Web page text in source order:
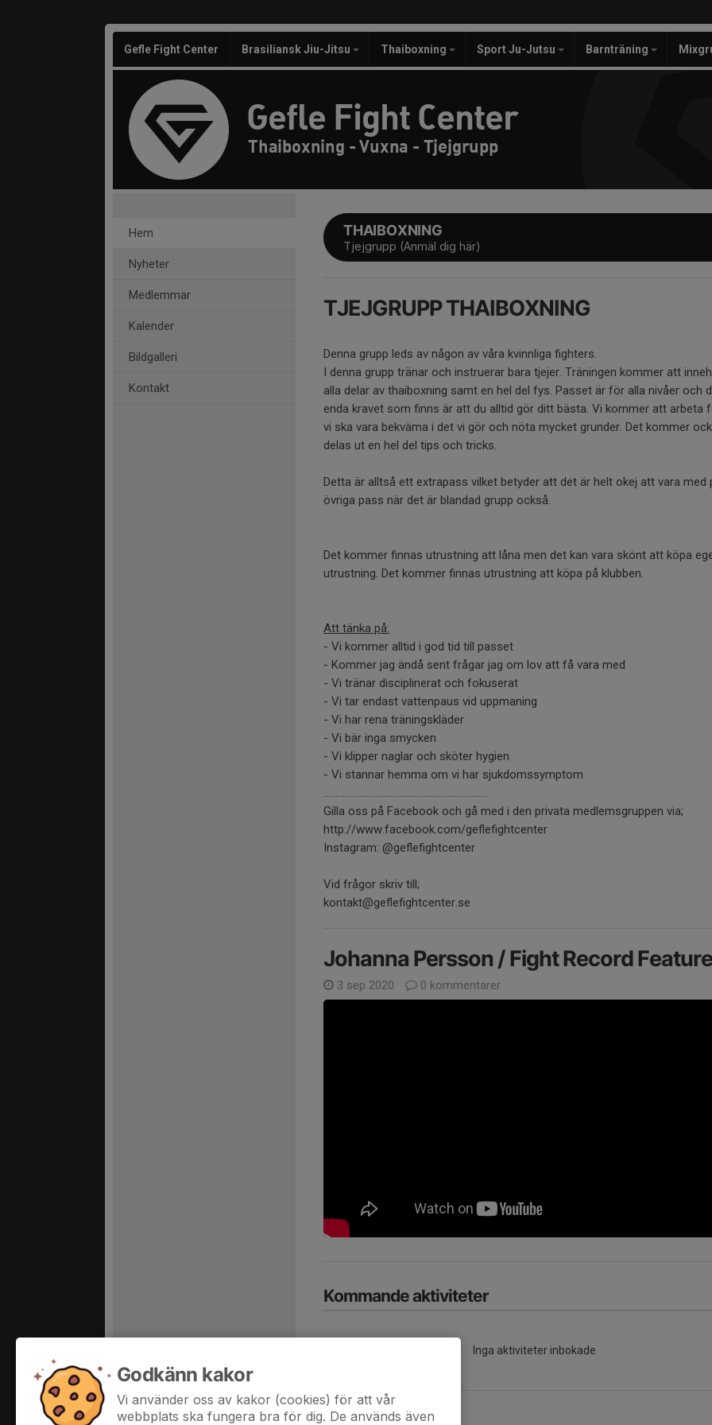
Gefle Fight Center Brasiliansk Jiu-Jitsu Thaiboxning Sport Ju-Jutsu Barnträning
Gefle Fight Center
Thaiboxning - Vuxna - Tjejgrupp
Hem
Nyheter
Medlemmar
Kalender
Bildgalleri
Kontakt
THAIBOXNING
Tjejgrupp (Anmäl dig här)
TJEJGRUPP THAIBOXNING
Denna grupp leds av någon av våra kvinnliga fighters.
I denna grupp tränar och instruerar bara tjejer. Träningen kommer att
alla delar av thaiboxning samt en hel del fys. Passet är för alla nivåer och
enda kravet som finns är att du alltid gör ditt bästa. Vi kommer att arbeta
vi ska vara bekväma i det vi gör och nöta mycket grunder. Det kommer
delas ut en hel del tips och tricks.
Detta är alltså ett extrapass vilket betyder att det är helt okej att vara med
övriga pass när det är blandad grupp också.
Det kommer finnas utrustning att låna men det kan vara skönt att köpa
utrustning. Det kommer finnas utrustning att köpa på klubben.
Att tänka på:
- Vi kommer alltid i god tid till passet
- Kommer jag ändå sent frågar jag om lov att få vara med
- Vi tränar disciplinerat och fokuserat
- Vi tar endast vattenpaus vid uppmaning
- Vi har rena träningskläder
- Vi bär inga smycken
- Vi klipper naglar och sköter hygien
- Vi stannar hemma om vi har sjukdomssymptom
.....................................................................
Gilla oss på Facebook och gå med i den privata medlemsgruppen via;
http://www.facebook.com/geflefightcenter
Instagram: @geflefightcenter
Vid frågor skriv till;
kontakt@geflefightcenter.se
Johanna Persson / Fight Record Feature
3 sep 2020 0 kommentarer
Kommande aktiviteter
Inga aktiviteter inbokade
Hela kalendern
Godkänn kakor
Vi använder oss av kakor (cookies) för att vår
webbplats ska fungera bra för dig. De används även